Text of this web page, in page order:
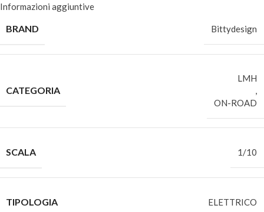
Informazioni aggiuntive
BRAND Bittydesign
CATEGORIA
LMH
,
ON-ROAD
SCALA 1/10
TIPOLOGIA ELETTRICO